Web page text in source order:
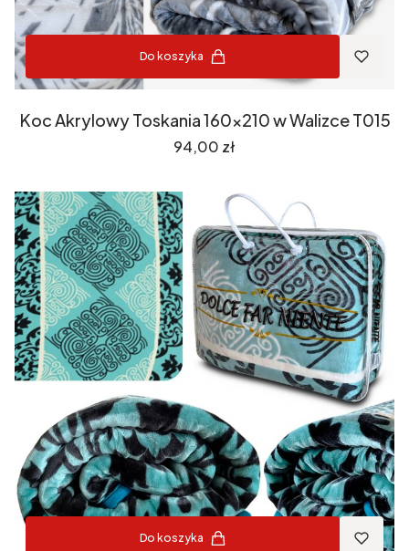
Do koszyka
Koc Akrylowy Toskania 160x210 w Walizce T015
Cena
94,00 zł
Do koszyka